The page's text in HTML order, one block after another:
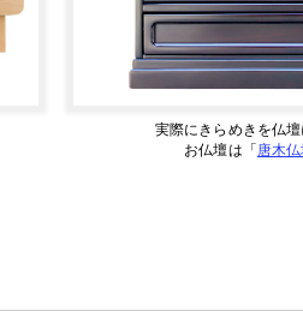
実際にきらめきを仏
お仏壇は「 唐木